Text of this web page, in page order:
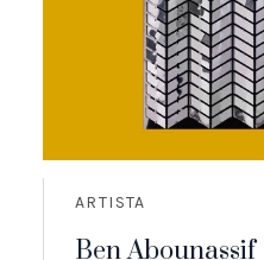
ARTISTA
Ben Abounassif